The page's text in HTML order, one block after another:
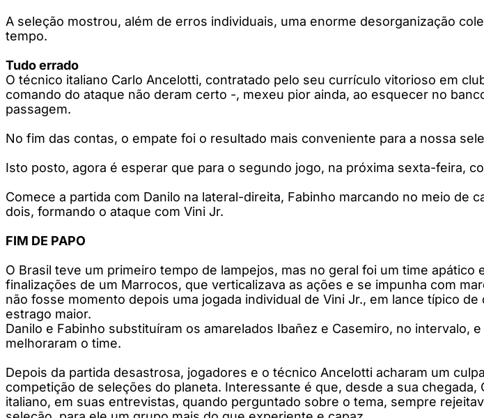
A seleção mostrou, além de erros individuais, uma enorme desorganização
tempo.
Tudo errado
O técnico italiano Carlo Ancelotti, contratado pelo seu currículo vitorioso em
comando do ataque não deram certo -, mexeu pior ainda, ao esquecer no
passagem.
No fim das contas, o empate foi o resultado mais conveniente para a nossa
Isto posto, agora é esperar que para o segundo jogo, na próxima sexta-feira,
Comece a partida com Danilo na lateral-direita, Fabinho marcando no meio de
dois, formando o ataque com Vini Jr.
FIM DE PAPO
O Brasil teve um primeiro tempo de lampejos, mas no geral foi um time
finalizações de um Marrocos, que verticalizava as ações e se impunha com
não fosse momento depois uma jogada individual de Vini Jr., em lance típico
estrago maior.
Danilo e Fabinho substituíram os amarelados Ibañez e Casemiro, no
melhoraram o time.
Depois da partida desastrosa, jogadores e o técnico Ancelotti acharam um
competição de seleções do planeta. Interessante é que, desde a sua
italiano, em suas entrevistas, quando perguntado sobre o tema, sempre